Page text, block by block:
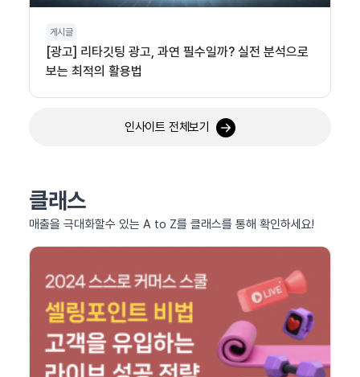
게시글
[광고] 리타깃팅 광고, 과연 필수일까? 실전 분석으로
보는 최적의 활용법
인사이트 전체보기
클래스
매출을 극대화할수 있는 A to Z를 클래스를 통해 확인하세요!